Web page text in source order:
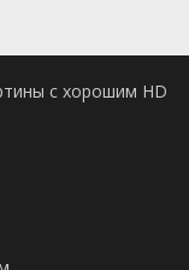
с хорошим HD